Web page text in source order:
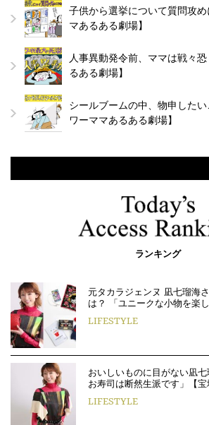
子供から選挙について質問攻
マあるある劇場】
人事異動発令前、ママは戦々
るある劇場】
シールブームの中、物申した
ワーママあるある劇場】
ランキング
元タカラジェンヌ 凪七瑠海
は？ 「ユニークな小物を楽
LIFESTYLE
おいしいものに目がない凪
お寿司は断然生派です」【
LIFESTYLE